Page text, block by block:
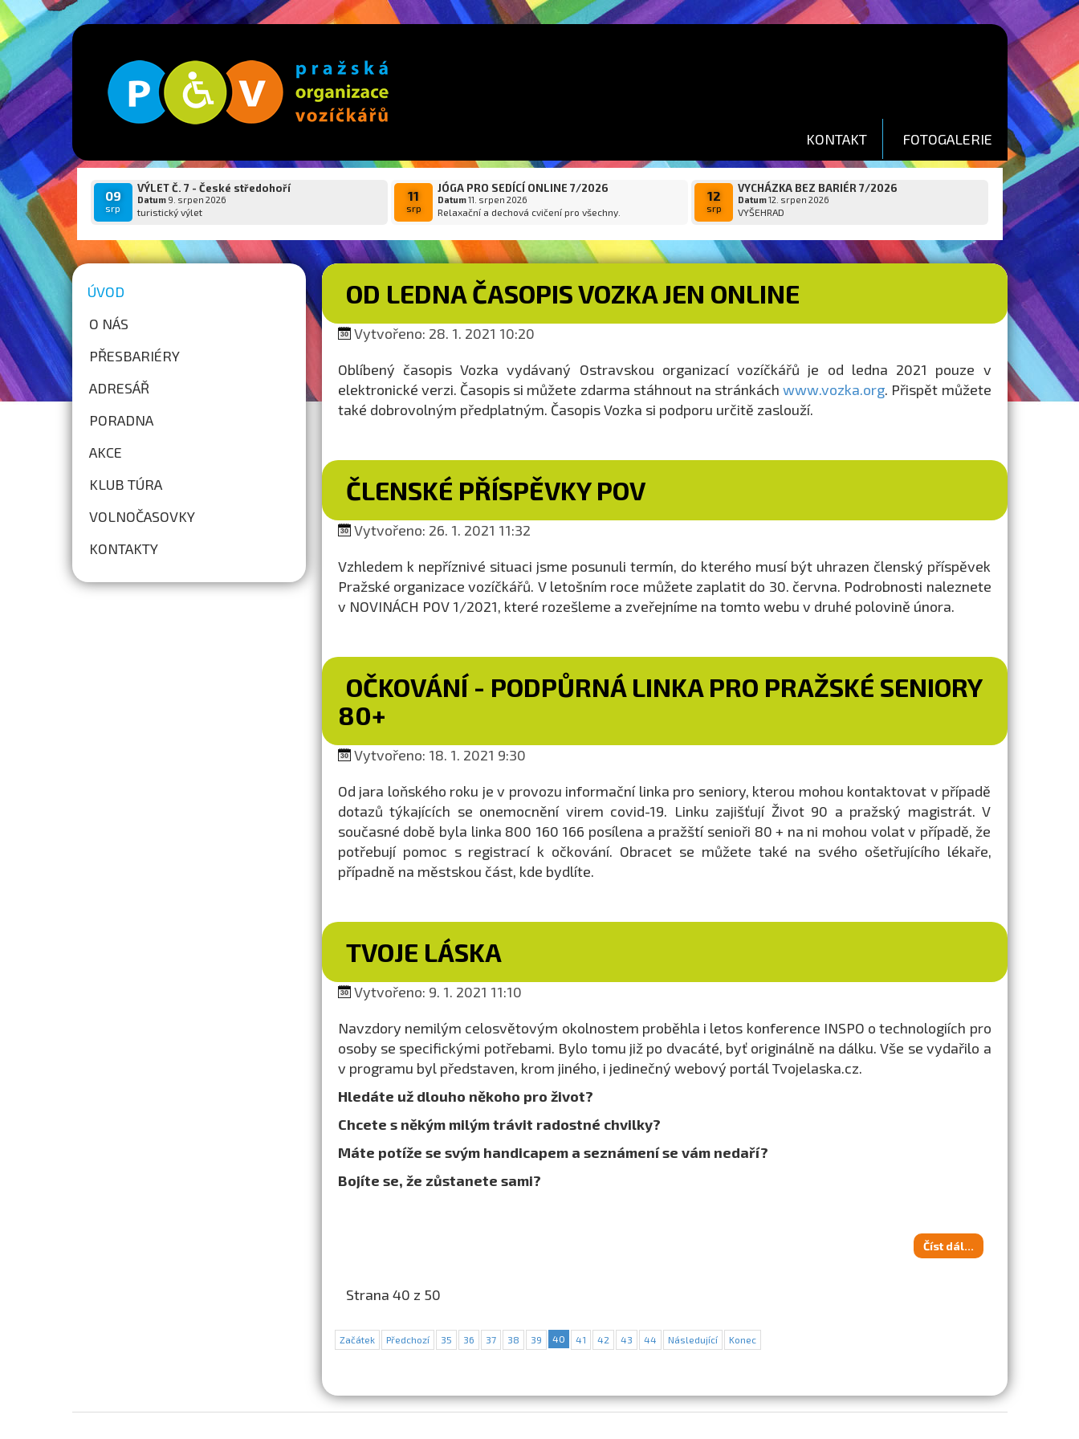
KONTAKT FOTOGALERIE
09
srp
VÝLET Č. 7 - České středohoří
Datum9. srpen 2026
turistický výlet
11
srp
JÓGA PRO SEDÍCÍ ONLINE 7/2026
Datum11. srpen 2026
Relaxační a dechová cvičení pro všechny.
12
srp
VYCHÁZKA BEZ BARIÉR 7/2026
Datum12. srpen 2026
VYŠEHRAD
ÚVOD
O NÁS
PŘESBARIÉRY
ADRESÁŘ
PORADNA
AKCE
KLUB TÚRA
VOLNOČASOVKY
KONTAKTY
OD LEDNA ČASOPIS VOZKA JEN ONLINE
Vytvořeno: 28. 1. 2021 10:20
Oblíbený časopis Vozka vydávaný Ostravskou organizací vozíčkářů je od ledna 2021 pouze v
elektronické verzi. Časopis si můžete zdarma stáhnout na stránkáchwww.vozka.org. Přispět můžete
také dobrovolným předplatným. Časopis Vozka si podporu určitě zaslouží.
ČLENSKÉ PŘÍSPĚVKY POV
Vytvořeno: 26. 1. 2021 11:32
Vzhledem k nepříznivé situaci jsme posunuli termín, do kterého musí být uhrazen členský příspěvek
Pražské organizace vozíčkářů. V letošním roce můžete zaplatit do 30. června. Podrobnosti naleznete
v NOVINÁCH POV 1/2021, které rozešleme a zveřejníme na tomto webu v druhé polovině února.
OČKOVÁNÍ - PODPŮRNÁ LINKA PRO PRAŽSKÉ SENIORY
80+
Vytvořeno: 18. 1. 2021 9:30
Od jara loňského roku je v provozu informační linka pro seniory, kterou mohou kontaktovat v případě
dotazů týkajících se onemocnění virem covid-19. Linku zajišťují Život 90 a pražský magistrát. V
současné době byla linka 800 160 166 posílena a pražští senioři 80 + na ni mohou volat v případě, že
potřebují pomoc s registrací k očkování. Obracet se můžete také na svého ošetřujícího lékaře,
případně na městskou část, kde bydlíte.
TVOJE LÁSKA
Vytvořeno: 9. 1. 2021 11:10
Navzdory nemilým celosvětovým okolnostem proběhla i letos konference INSPO o technologiích pro
osoby se specifickými potřebami. Bylo tomu již po dvacáté, byť originálně na dálku. Vše se vydařilo a
v programu byl představen, krom jiného, i jedinečný webový portál Tvojelaska.cz.
Hledáte už dlouho někoho pro život?
Chcete s někým milým trávit radostné chvilky?
Máte potíže se svým handicapem a seznámení se vám nedaří?
Bojíte se, že zůstanete sami?
Číst dál...
Strana 40 z 50
Začátek Předchozí 35 36 37 38 39 40 41 42 43 44 Následující Konec